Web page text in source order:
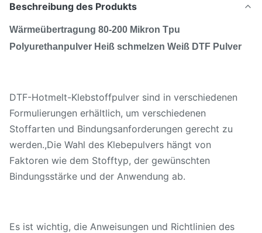
Beschreibung des Produkts
Wärmeübertragung 80-200 Mikron Tpu
Polyurethanpulver Heiß schmelzen Weiß DTF Pulver
DTF-Hotmelt-Klebstoffpulver sind in verschiedenen
Formulierungen erhältlich, um verschiedenen
Stoffarten und Bindungsanforderungen gerecht zu
werden.,Die Wahl des Klebepulvers hängt von
Faktoren wie dem Stofftyp, der gewünschten
Bindungsstärke und der Anwendung ab.
Es ist wichtig, die Anweisungen und Richtlinien des